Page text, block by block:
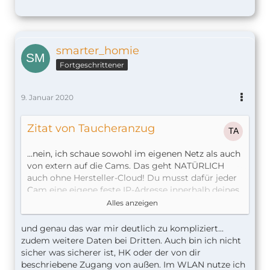
smarter_homie
Fortgeschrittener
9. Januar 2020
Zitat von Taucheranzug
...nein, ich schaue sowohl im eigenen Netz als auch
von extern auf die Cams. Das geht NATÜRLICH
auch ohne Hersteller-Cloud! Du musst dafür jeder
Cam eine eigene feste IP-Adresse innerhalb deines
Netzwerks geben und im Router pro Kamera eine
Portweiterleitung auf jene IP-Adresse einrichten.
Und es empfiehlt sich wie gesagt, dass du dir eine
DynDns-Adresse einrichtest (z.B. bei dyn.com,
wobei es dort nicht mehr gratis ist, es gibt aber
Alles anzeigen
und genau das war mir deutlich zu kompliziert...
zudem weitere Daten bei Dritten. Auch bin ich nicht
sicher was sicherer ist, HK oder der von dir
beschriebene Zugang von außen. Im WLAN nutze ich